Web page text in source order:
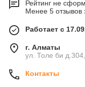
Рейтинг не
Менее 5 отзывов
Работает с
г. Алматы
ул. Толе би
Контакты